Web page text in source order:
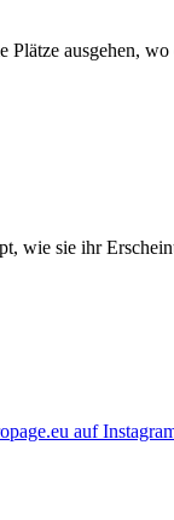
ausgehen,
wie sie ihr